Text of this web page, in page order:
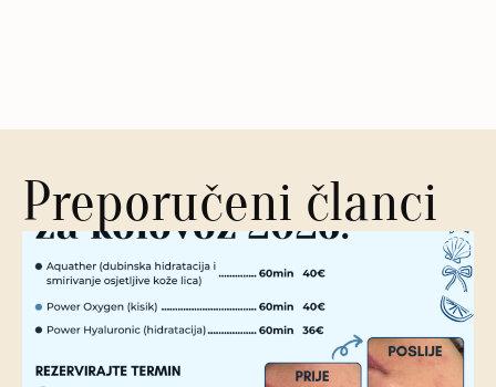
Preporučeni članci